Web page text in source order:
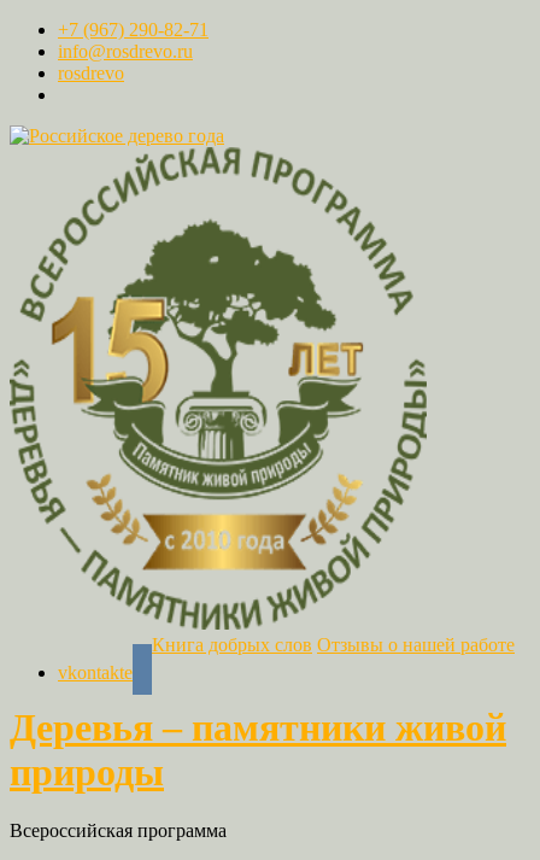
+7 (967) 290-82-71
info@rosdrevo.ru
rosdrevo
vkontakte
Книга добрых слов Отзывы о нашей работе
Деревья – памятники живой
природы
Всероссийская программа